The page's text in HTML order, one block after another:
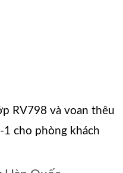
RV798 và voan thêu
1 cho phòng khách